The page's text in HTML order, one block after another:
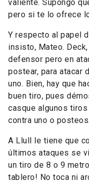
valiente. Supongo
pero si te lo ofrece
Y respecto al papel
insisto, Mateo.
defensor pero en
postear, para atacar
uno. Bien, hay que
buen tiro, pues
casque algunos tiros
contra uno o posteos.
A Llull le tiene que
últimos ataques se
un tiro de 8 o 9
tablero! No toca ni